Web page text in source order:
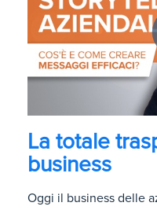
La totale
business
Oggi il business delle